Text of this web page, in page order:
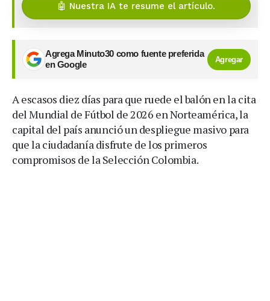
🤖 Nuestra IA te resume el artículo.
Agrega Minuto30 como fuente preferida
en Google
Agregar
A escasos diez días para que ruede el balón en la cita
del Mundial de Fútbol de 2026 en Norteamérica, la
capital del país anunció un despliegue masivo para
que la ciudadanía disfrute de los primeros
compromisos de la Selección Colombia.